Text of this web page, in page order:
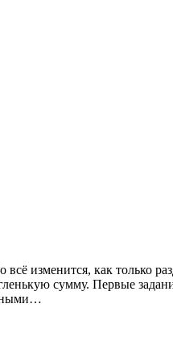
изменится, как только
сумму. Первые